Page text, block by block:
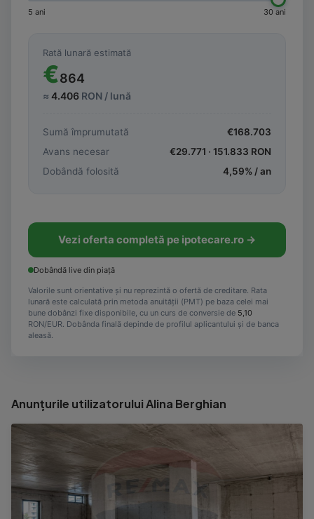
5 ani 30 ani
Rată lunară estimată
€864
≈ 4.406 RON / lună
Sumă împrumutată €168.703
Avans necesar
€29.771 · 151.833 RON
Dobândă folosită
4,59% / an
Vezi oferta completă pe ipotecare.ro →
Dobândă live din piață
Valorile sunt orientative și nu reprezintă o ofertă de creditare. Rata
lunară este calculată prin metoda anuității (PMT) pe baza celei mai
bune dobânzi fixe disponibile, cu un curs de conversie de 5,10
RON/EUR. Dobânda finală depinde de profilul aplicantului și de banca
aleasă.
Anunțurile utilizatorului Alina Berghian